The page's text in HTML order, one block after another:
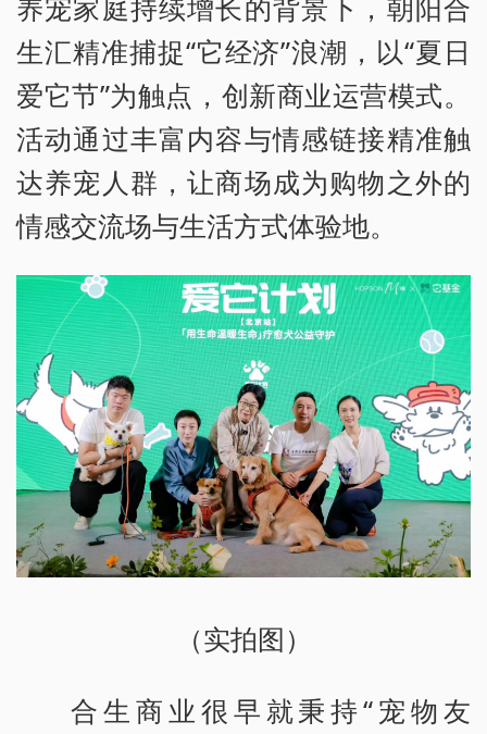
生汇精准捕捉“它经济”浪潮，以“夏日
爱它节”为触点，创新商业运营模式。
活动通过丰富内容与情感链接精准触
达养宠人群，让商场成为购物之外的
情感交流场与生活方式体验地。
（实拍图）
合生商业很早就秉持“宠物友